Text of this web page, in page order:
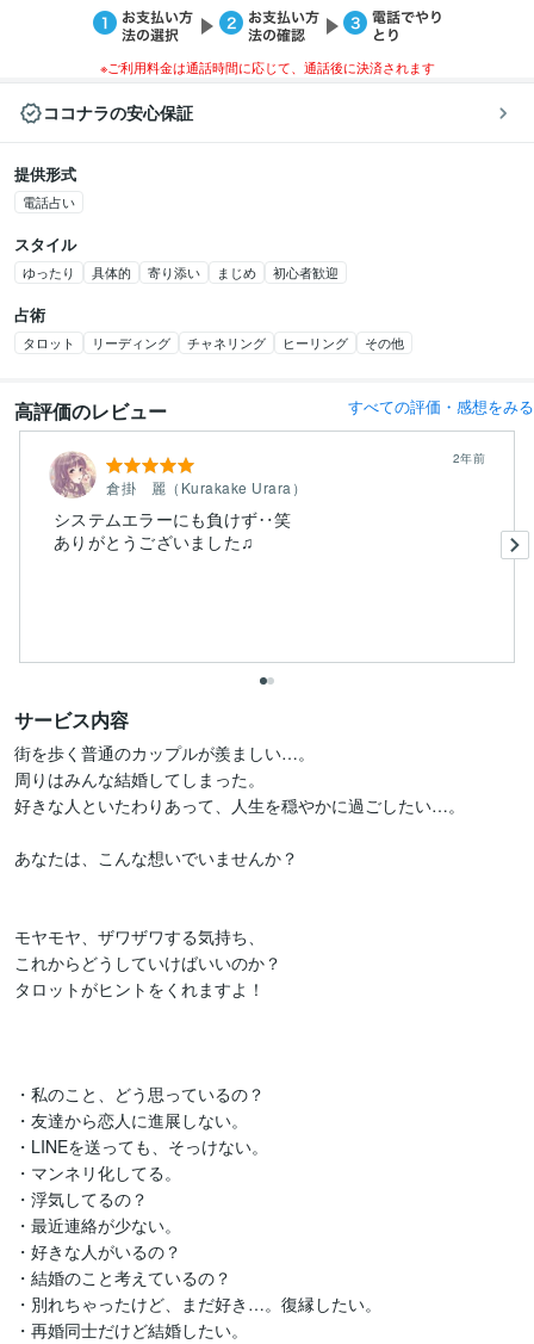
※ご利用料金は通話時間に応じて、通話後に決済されます
ココナラの安心保証
提供形式
電話占い
スタイル
ゆったり 具体的 寄り添い まじめ 初心者歓迎
占術
タロット リーディング チャネリング ヒーリング その他
高評価のレビュー すべての評価・感想をみる
倉掛 麗（Kurakake Urara）
2年前
システムエラーにも負けず‥笑
ありがとうございました♫
サービス内容
街を歩く普通のカップルが羨ましい…。
周りはみんな結婚してしまった。
好きな人といたわりあって、人生を穏やかに過ごしたい…。
あなたは、こんな想いでいませんか？
モヤモヤ、ザワザワする気持ち、
これからどうしていけばいいのか？
タロットがヒントをくれますよ！
・私のこと、どう思っているの？
・友達から恋人に進展しない。
・LINEを送っても、そっけない。
・マンネリ化してる。
・浮気してるの？
・最近連絡が少ない。
・好きな人がいるの？
・結婚のこと考えているの？
・別れちゃったけど、まだ好き…。復縁したい。
・再婚同士だけど結婚したい。